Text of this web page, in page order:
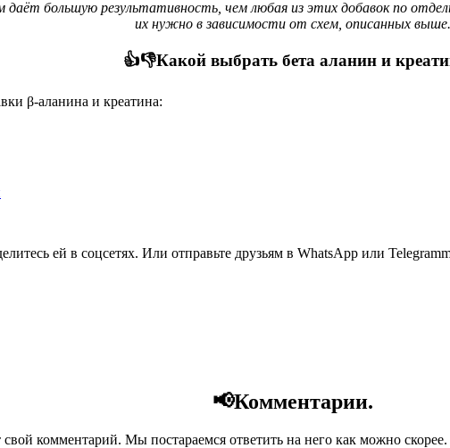
большую результативность, чем любая из этих добавок по
их нужно в зависимости от схем, описанных выше.
👍👎Какой выбрать бета аланин и
β-аланина и креатина:
ей в соцсетях. Или отправьте друзьям в WhatsApp или
📢Комментарии.
комментарий. Мы постараемся ответить на него как можно скорее.